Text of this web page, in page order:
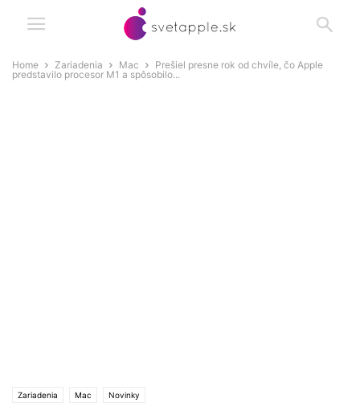
Home Zariadenia Mac
Prešiel presne rok od chvíle, čo Apple
predstavilo procesor M1 a spôsobilo...
Zariadenia Mac Novinky